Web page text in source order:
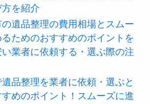
を紹介
遺品整理の費用相場とスムー
るためのおすすめのポイントを
業者に依頼する・選ぶ際の注
品整理を業者に依頼・選ぶと
すめのポイント！スムーズに進